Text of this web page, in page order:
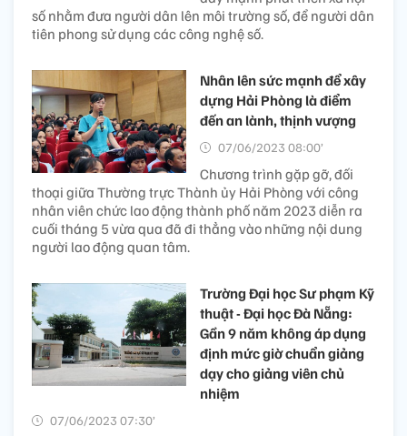
số nhằm đưa người dân lên môi trường số, để người dân
tiên phong sử dụng các công nghệ số.
Nhân lên sức mạnh để xây
dựng Hải Phòng là điểm
đến an lành, thịnh vượng
07/06/2023 08:00’
Chương trình gặp gỡ, đối
thoại giữa Thường trực Thành ủy Hải Phòng với công
nhân viên chức lao động thành phố năm 2023 diễn ra
cuối tháng 5 vừa qua đã đi thẳng vào những nội dung
người lao động quan tâm.
Trường Đại học Sư phạm Kỹ
thuật - Đại học Đà Nẵng:
Gần 9 năm không áp dụng
định mức giờ chuẩn giảng
dạy cho giảng viên chủ
nhiệm
07/06/2023 07:30’